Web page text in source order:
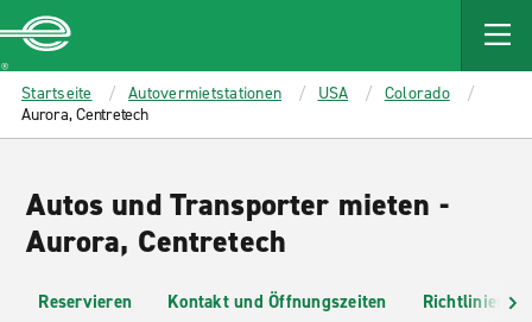
MAIN
CONTENT
Enterprise
Startseite Autovermietstationen USA
Colorado
Aurora, Centretech
Autos und Transporter mieten -
Aurora, Centretech
Reservieren Kontakt und Öffnungszeiten Richtlinien